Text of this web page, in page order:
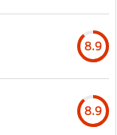
8.9
8.9